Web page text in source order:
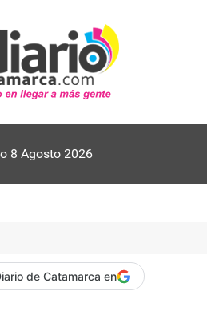
8 Agosto 2026
de Catamarca en